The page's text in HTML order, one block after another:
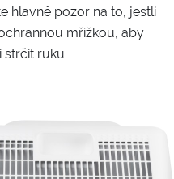
hlavně pozor na to, jestli
mřížkou, aby
strčit ruku.